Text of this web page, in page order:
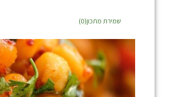
שמירת מתכון(0
)